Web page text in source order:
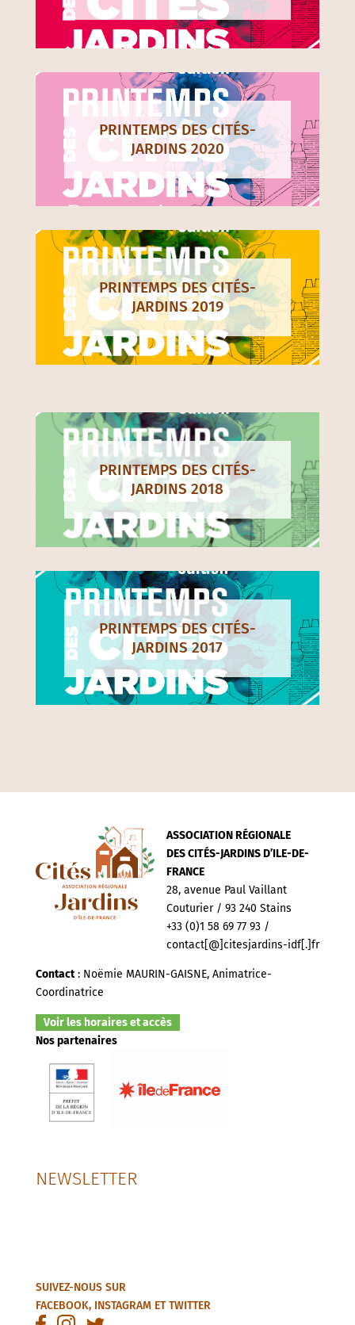
PRINTEMPS DES CITÉS-
JARDINS 2020
PRINTEMPS DES CITÉS-
JARDINS 2019
PRINTEMPS DES CITÉS-
JARDINS 2018
PRINTEMPS DES CITÉS-
JARDINS 2017
ASSOCIATION RÉGIONALE
DES CITÉS-JARDINS D’ILE-DE-
FRANCE
28, avenue Paul Vaillant
Couturier / 93 240 Stains
+33 (0)1 58 69 77 93 /
contact[@]citesjardins-idf[.]fr
Contact: Noëmie MAURIN-GAISNE, Animatrice-
Coordinatrice
Voir les horaires et accès
Nos partenaires
NEWSLETTER
SUIVEZ-NOUS SUR
FACEBOOK, INSTAGRAMETTWITTER